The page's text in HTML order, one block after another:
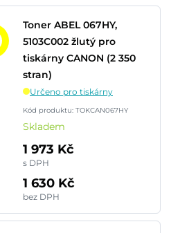
Toner ABEL 067HY,
5103C002 žlutý pro
tiskárny CANON (2 350
stran)
Určeno pro tiskárny
Kód produktu: TOKCAN067HY
Skladem
1 973 Kč
s DPH
1 630 Kč
bez DPH